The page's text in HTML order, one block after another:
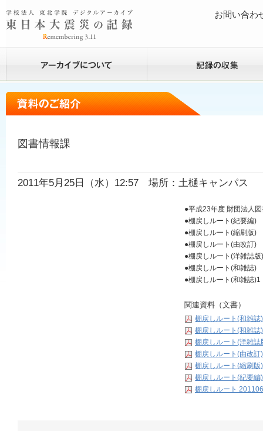
お問い合わ
図書情報課
2011年5月25日（水）12:57 場所：土樋キャンパス
●平成23年度 財団法人
●棚戻しルート(紀要編)
●棚戻しルート(縮刷版)
●棚戻しルート(由改訂)
●棚戻しルート(洋雑誌版)
●棚戻しルート(和雑誌)
●棚戻しルート(和雑誌)1
関連資料（文書）
棚戻しルート(和雑誌
棚戻しルート(和雑誌)
棚戻しルート(洋雑誌
棚戻しルート(由改訂)
棚戻しルート(縮刷版)
棚戻しルート(紀要編)
棚戻しルート 201106